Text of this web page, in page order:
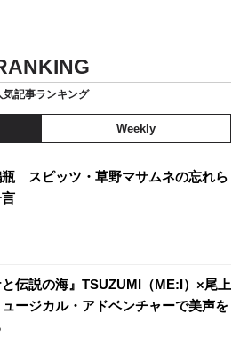
気記事ランキング
Weekly
スピッツ・草野マサムネの忘れら
と伝説の海』TSUZUMI（ME:I）×尾上
ージカル・アドベンチャーで美声を